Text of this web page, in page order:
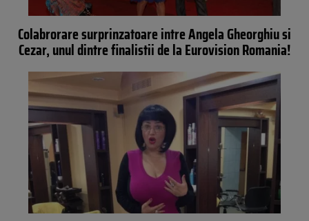
Colabrorare surprinzatoare intre Angela Gheorghiu si
Cezar, unul dintre finalistii de la Eurovision Romania!